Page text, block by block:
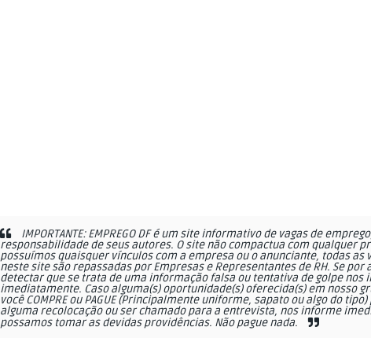
IMPORTANTE: EMPREGO DF é um site informativo de vagas de
responsabilidade de seus autores. O site não compactua com qualquer
possuímos quaisquer vínculos com a empresa ou o anunciante, todas as
neste site são repassadas por Empresas e Representantes de RH. Se
detectar que se trata de uma informação falsa ou tentativa de golpe nos
imediatamente. Caso alguma(s) oportunidade(s) oferecida(s) em nosso
você COMPRE ou PAGUE (Principalmente uniforme, sapato ou algo do
alguma recolocação ou ser chamado para a entrevista, nos informe
possamos tomar as devidas providências. Não pague nada.